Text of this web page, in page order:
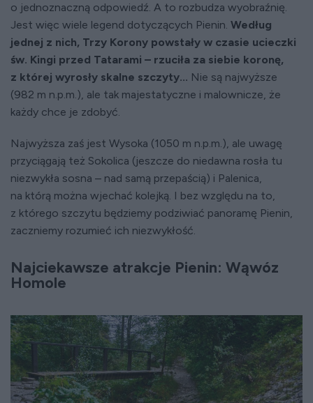
o jednoznaczną odpowiedź. A to rozbudza wyobraźnię.
Jest więc wiele legend dotyczących Pienin. Według
jednej z nich, Trzy Korony powstały w czasie ucieczki
św. Kingi przed Tatarami – rzuciła za siebie koronę,
z której wyrosły skalne szczyty... Nie są najwyższe
(982 m n.p.m.), ale tak majestatyczne i malownicze, że
każdy chce je zdobyć.
Najwyższa zaś jest Wysoka (1050 m n.p.m.), ale uwagę
przyciągają też Sokolica (jeszcze do niedawna rosła tu
niezwykła sosna – nad samą przepaścią) i Palenica,
na którą można wjechać kolejką. I bez względu na to,
z którego szczytu będziemy podziwiać panoramę Pienin,
zaczniemy rozumieć ich niezwykłość.
Najciekawsze atrakcje Pienin: Wąwóz
Homole